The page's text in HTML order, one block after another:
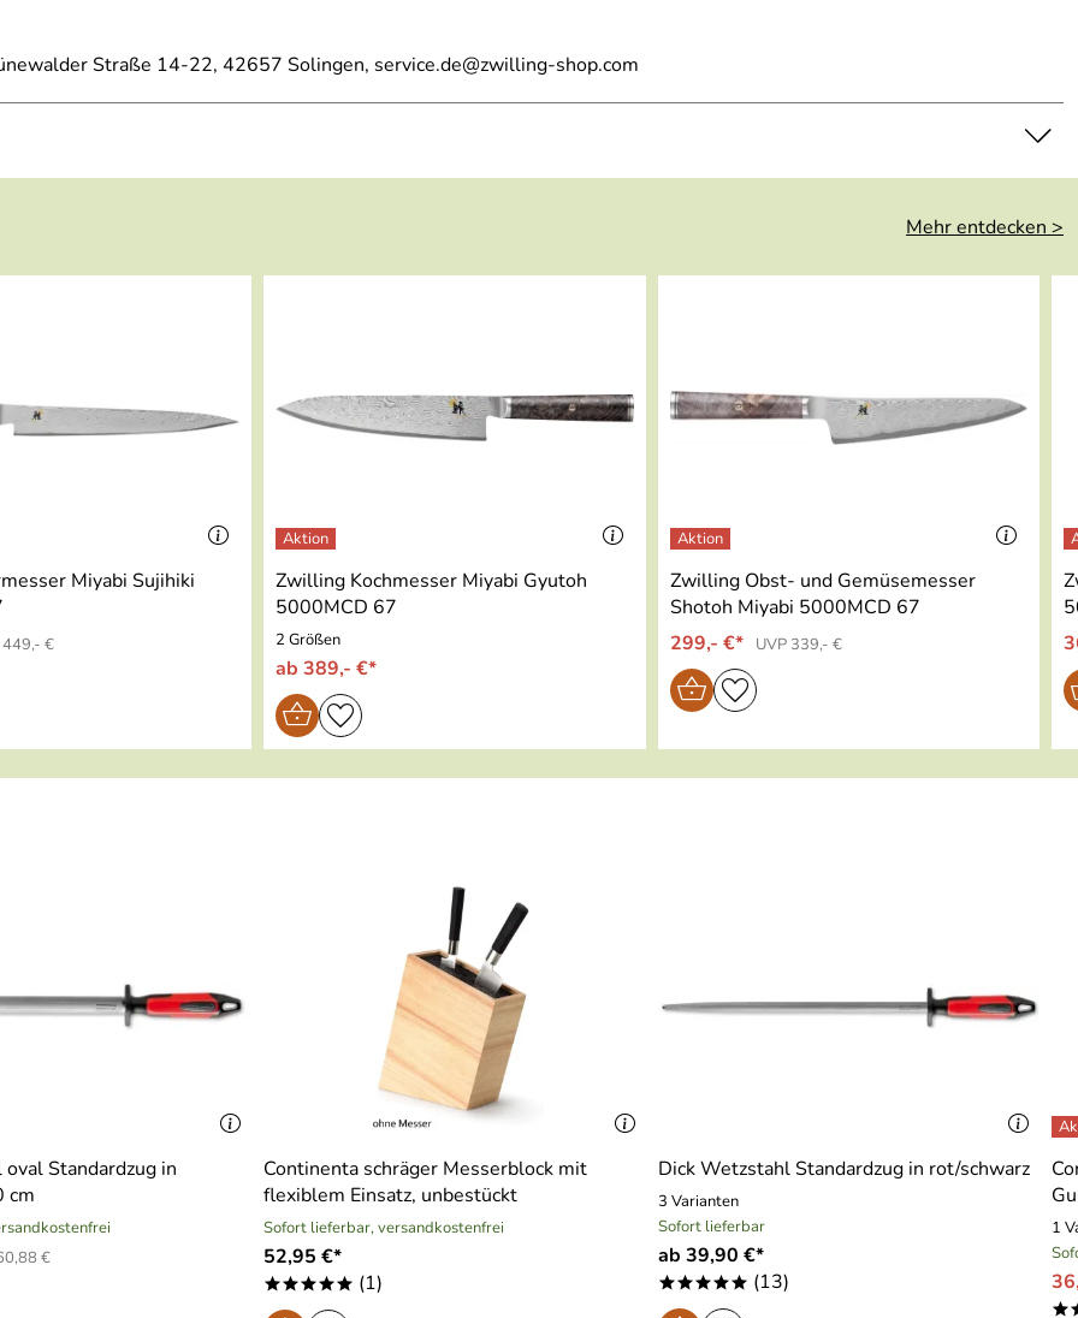
Straße 14-22, 42657 Solingen, service.de@zwilling-shop.com
Mehr entdecken >
Miyabi Sujihiki
449,- €
Zwilling Kochmesser Miyabi Gyutoh
5000MCD 67
2 Größen
ab 389,- €*
Zwilling Obst- und Gemüsemesser
Shotoh Miyabi 5000MCD 67
299,- €*
UVP 339,- €
Standardzug in
cm
€
Continenta schräger Messerblock mit
flexiblem Einsatz, unbestückt
Sofort lieferbar, versandkostenfrei
52,95 €*
***** (1)
Dick Wetzstahl Standardzug in rot/schwarz
3 Varianten
Sofort lieferbar
ab 39,90 €*
***** (13)
1